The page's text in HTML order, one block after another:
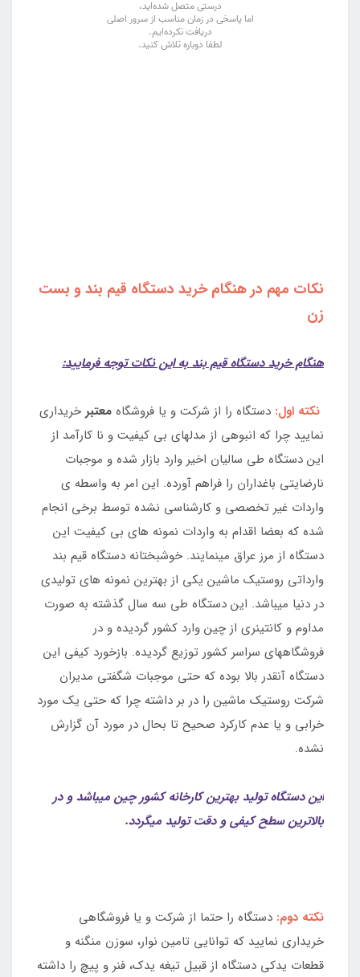
نکات مهم در هنگام خرید دستگاه قیم بند و بست
زن
هنگام خرید دستگاه قیم بند به این نکات توجه فرمایید:
نکته اول: دستگاه را از شرکت و یا فروشگاه معتبر خریداری
نمایید چرا که انبوهی از مدلهای بی کیفیت و نا کارآمد از
این دستگاه طی سالیان اخیر وارد بازار شده و موجبات
نارضایتی باغداران را فراهم آورده. این امر به واسطه ی
واردات غیر تخصصی و کارشناسی نشده توسط برخی انجام
شده که بعضا اقدام به واردات نمونه های بی کیفیت این
دستگاه از مرز عراق مینمایند. خوشبختانه دستگاه قیم بند
وارداتی روستیک ماشین یکی از بهترین نمونه های تولیدی
در دنیا میباشد. این دستگاه طی سه سال گذشته به صورت
مداوم و کانتینری از چین وارد کشور گردیده و در
فروشگاههای سراسر کشور توزیع گردیده. بازخورد کیفی این
دستگاه آنقدر بالا بوده که حتی موجبات شگفتی مدیران
شرکت روستیک ماشین را در بر داشته چرا که حتی یک مورد
خرابی و یا عدم کارکرد صحیح تا بحال در مورد آن گزارش
نشده.
این دستگاه تولید بهترین کارخانه کشور چین میباشد و در
بالاترین سطح کیفی و دقت تولید میگردد.
نکته دوم: دستگاه را حتما از شرکت و یا فروشگاهی
خریداری نمایید که توانایی تامین نوار، سوزن منگنه و
قطعات یدکی دستگاه از قبیل تیغه یدک، فنر و پیچ را داشته